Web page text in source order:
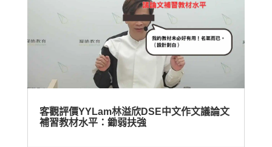
客觀評價YYLam林溢欣DSE中文作文議論文
補習教材水平：鋤弱扶強